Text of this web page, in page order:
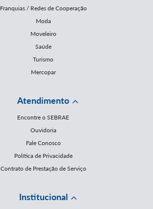
Franquias / Redes de Cooperação
Moda
Moveleiro
Saúde
Turismo
Mercopar
Atendimento
Encontre o SEBRAE
Ouvidoria
Fale Conosco
Política de Privacidade
Contrato de Prestação de Serviço
Institucional